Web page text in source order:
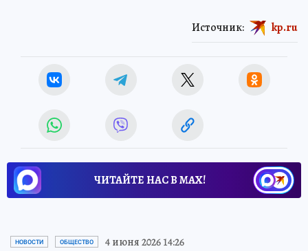
Источник: kp.ru
ЧИТАЙТЕ НАС В МАХ!
НОВОСТИ ОБЩЕСТВО 4 июня 2026 14:26